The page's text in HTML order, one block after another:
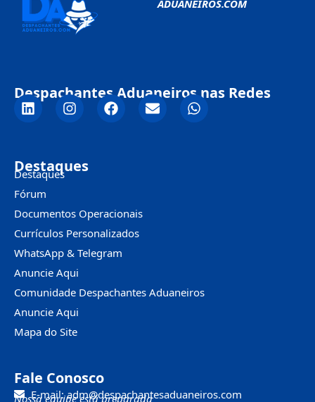
ADUANEIROS.COM
Despachantes Aduaneiros nas Redes
Destaques
Destaques
Fórum
Documentos Operacionais
Currículos Personalizados
WhatsApp & Telegram
Anuncie Aqui
Comunidade Despachantes Aduaneiros
Anuncie Aqui
Mapa do Site
Fale Conosco
E-mail: adm@despachantesaduaneiros.com
Nossa equipe está preparada